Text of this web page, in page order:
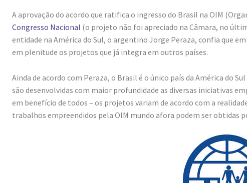
A aprovação do acordo que ratifica o ingresso do Brasil na OIM
Congresso Nacional (o projeto não foi apreciado na Câmara, no
entidade na América do Sul, o argentino Jorge Peraza, confia que
em plenitude os projetos que já integra em outros países.
Ainda de acordo com Peraza, o Brasil é o único país da América do
são desenvolvidas com maior profundidade as diversas iniciativas
em benefício de todos – os projetos variam de acordo com a
trabalhos empreendidos pela OIM mundo afora podem ser obtidas